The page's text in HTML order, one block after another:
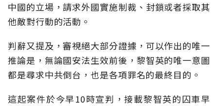
中國的立場，請求外國實施制裁、封鎖或者採取其
他敵對行動的活動。
判辭又提及，審視絕大部分證據，可以作出的唯一
推論是，無論國安法生效前後，黎智英的唯一意圖
都是尋求中共倒台，也是各項罪名的最終目的。
這起案件於今早10時宣判，接載黎智英的囚車早